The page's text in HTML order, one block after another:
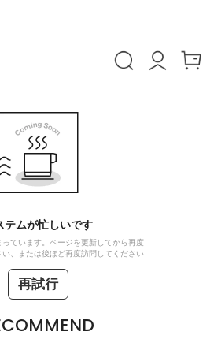
テムが忙しいです
ています。ページを更新してから再度
、または後ほど再度訪問してください
再試行